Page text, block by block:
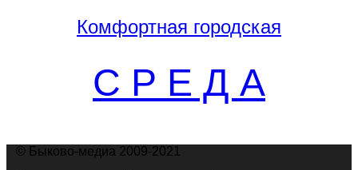
Комфортная городская
С Р Е Д А
© Быково-медиа 2009-2021